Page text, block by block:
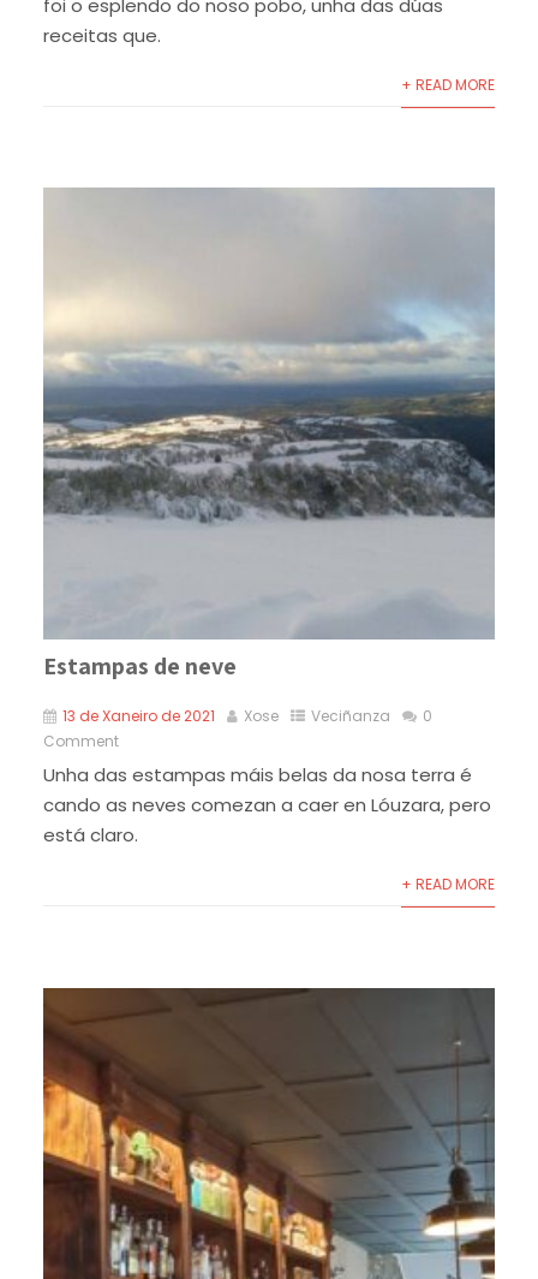
receitas que.
+ READ MORE
Estampas de neve
13 de Xaneiro de 2021 Xose Veciñanza
0
Comment
Unha das estampas máis belas da nosa terra é
cando as neves comezan a caer en Lóuzara, pero
está claro.
+ READ MORE